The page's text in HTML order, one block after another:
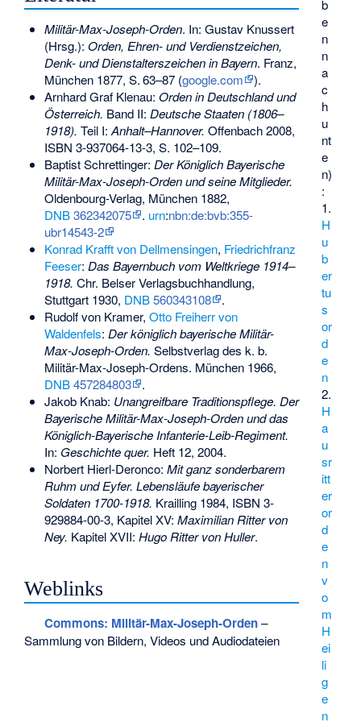
b
e
n
n
a
c
h
u
nt
e
n)
:
1.
H
u
b
er
tu
s
or
d
e
n
2.
H
a
u
sr
itt
er
or
d
e
n
v
o
m
H
ei
li
g
e
n
Militär-Max-Joseph-Orden. In: Gustav Knussert
(Hrsg.): Orden, Ehren- und Verdienstzeichen,
Denk- und Dienstalterszeichen in Bayern. Franz,
München 1877, S.63–87(google.com
).
Arnhard Graf Klenau: Orden in Deutschland und
Österreich. Band II: Deutsche Staaten (1806–
1918). Teil I:Anhalt–Hannover. Offenbach 2008,
ISBN 3-937064-13-3, S. 102–109.
Baptist Schrettinger: Der Königlich Bayerische
Militär-Max-Joseph-Orden und seine Mitglieder.
Oldenbourg-Verlag, München 1882,
DNB 362342075 . urn:nbn:de:bvb:355-
ubr14543-2
Konrad Krafft von Dellmensingen, Friedrichfranz
Feeser: Das Bayernbuch vom Weltkriege 1914–
1918. Chr. Belser Verlagsbuchhandlung,
Stuttgart 1930, DNB 560343108
.
Rudolf von Kramer, Otto Freiherr von
Waldenfels: Der königlich bayerische Militär-
Max-Joseph-Orden. Selbstverlag des k. b.
Militär-Max-Joseph-Ordens. München 1966,
DNB 457284803
.
Jakob Knab: Unangreifbare Traditionspflege. Der
Bayerische Militär-Max-Joseph-Orden und das
Königlich-Bayerische Infanterie-Leib-Regiment.
In: Geschichte quer. Heft 12, 2004.
Norbert Hierl-Deronco: Mit ganz sonderbarem
Ruhm und Eyfer. Lebensläufe bayerischer
Soldaten 1700-1918. Krailling 1984, ISBN 3-
929884-00-3, Kapitel XV: Maximilian Ritter von
Ney. Kapitel XVII: Hugo Ritter von Huller.
Weblinks
Commons: Militär-Max-Joseph-Orden–
Sammlung von Bildern, Videos und Audiodateien